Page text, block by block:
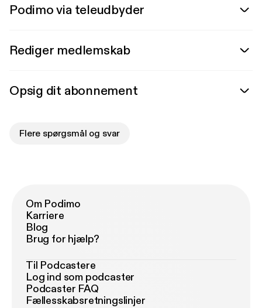
Podimo via teleudbyder
Rediger medlemskab
Opsig dit abonnement
Flere spørgsmål og svar
Om Podimo
Karriere
Blog
Brug for hjælp?
Til Podcastere
Log ind som podcaster
Podcaster FAQ
Fællesskabsretningslinjer